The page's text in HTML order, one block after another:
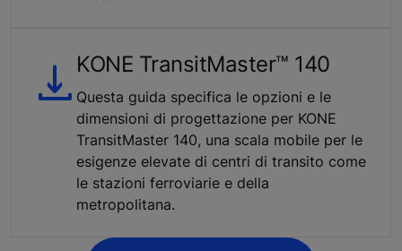
KONE TransitMaster™ 140
Questa guida specifica le opzioni e le
dimensioni di progettazione per KONE
TransitMaster 140, una scala mobile per le
esigenze elevate di centri di transito come
le stazioni ferroviarie e della
metropolitana.